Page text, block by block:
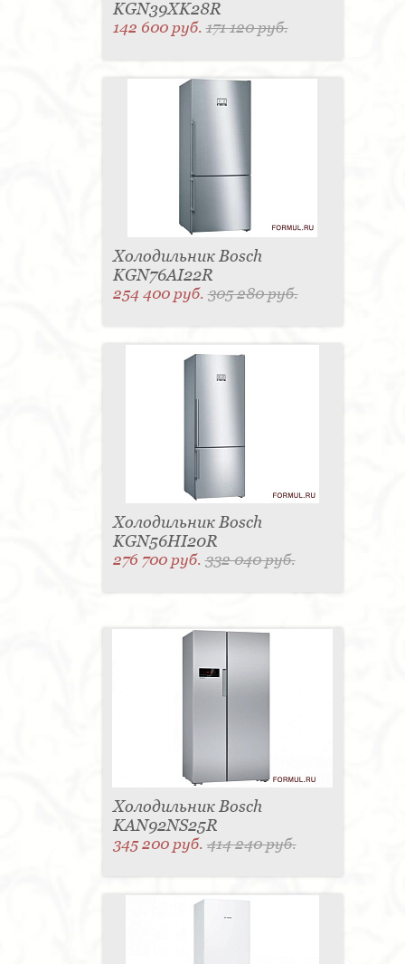
KGN39XK28R
142 600 руб.171 120 руб.
Холодильник Bosch
KGN76AI22R
254 400 руб.305 280 руб.
Холодильник Bosch
KGN56HI20R
276 700 руб.332 040 руб.
Холодильник Bosch
KAN92NS25R
345 200 руб.414 240 руб.